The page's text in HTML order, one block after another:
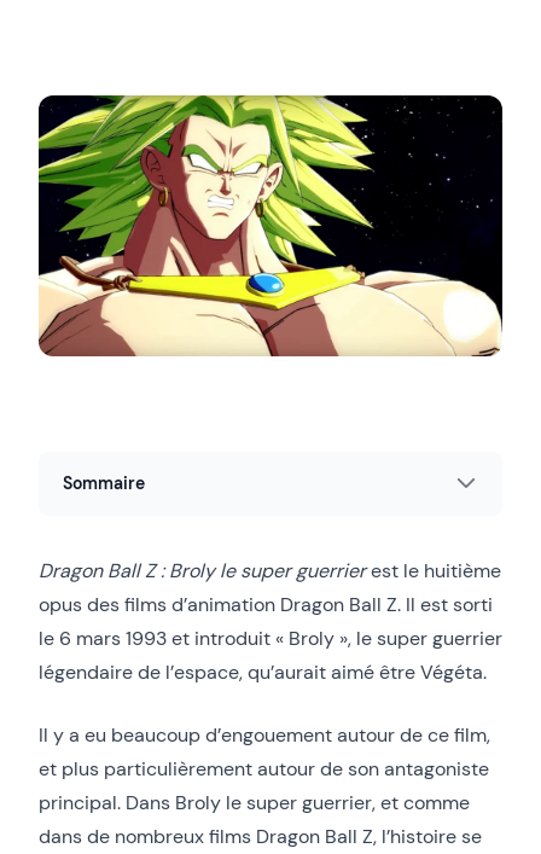
Sommaire
Dragon Ball Z : Broly le super guerrierest le huitième
opus des films d’animation Dragon Ball Z. Il est sorti
le 6 mars 1993 et introduit « Broly », le super guerrier
légendaire de l’espace, qu’aurait aimé être Végéta.
Il y a eu beaucoup d’engouement autour de ce film,
et plus particulièrement autour de son antagoniste
principal. Dans Broly le super guerrier, et comme
dans de nombreux films Dragon Ball Z, l’histoire se